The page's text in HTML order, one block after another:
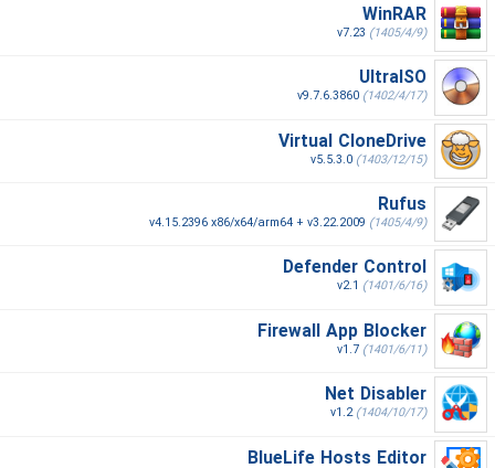
WinRAR
v7.23 (1405/4/9)
UltraISO
v9.7.6.3860 (1402/4/17)
Virtual CloneDrive
v5.5.3.0 (1403/12/15)
Rufus
v4.15.2396 x86/x64/arm64 + v3.22.2009 (1405/4/9)
Defender Control
v2.1 (1401/6/16)
Firewall App Blocker
v1.7 (1401/6/11)
Net Disabler
v1.2(1404/10/17)
BlueLife Hosts Editor